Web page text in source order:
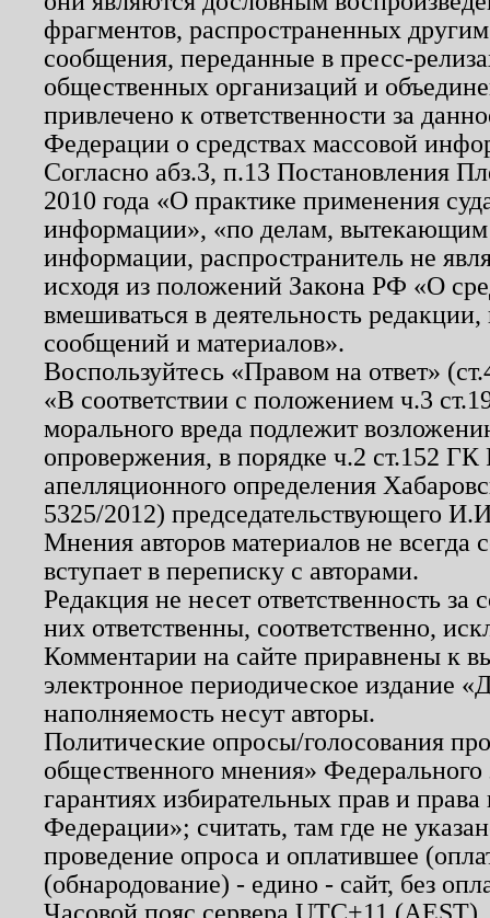
фрагментов, распространенных
сообщения, переданные в пресс-
общественных организаций и
привлечено к ответственности за
Федерации о средствах массовой
Согласно абз.3, п.13 Постановления
2010 года «О практике применения
информации», «по делам, вытекающим
информации, распространитель не
исходя из положений Закона РФ «О
вмешиваться в деятельность
сообщений и материалов».
Воспользуйтесь «Правом на ответ»
«В соответствии с положением ч.3
морального вреда подлежит
опровержения, в порядке ч.2 ст.152
апелляционного определения
5325/2012) председательствующего
Мнения авторов материалов не
вступает в переписку с авторами.
Редакция не несет ответственность
них ответственны, соответственно,
Комментарии на сайте приравнены к
электронное периодическое издание
наполняемость несут авторы.
Политические опросы/голосования
общественного мнения»
гарантиях избирательных прав и
Федерации»; считать, там где не
проведение опроса и оплатившее
(обнародование) - едино - сайт, без
Часовой пояс сервера UTC+11